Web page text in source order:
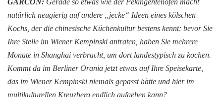
GARCON: Gerade so etwas wie der Pekingentenofen macht
natürlich neugierig auf andere „jecke“ Ideen eines kölschen
Kochs, der die chinesische Küchenkultur bestens kennt: bevor Sie
Ihre Stelle im Wiener Kempinski antraten, haben Sie mehrere
Monate in Shanghai verbracht, um dort landestypisch zu kochen.
Kommt da im Berliner Orania jetzt etwas auf Ihre Speisekarte,
das im Wiener Kempinski niemals gepasst hätte und hier im
multikulturellen Kreuzberg endlich aufgehen kann?